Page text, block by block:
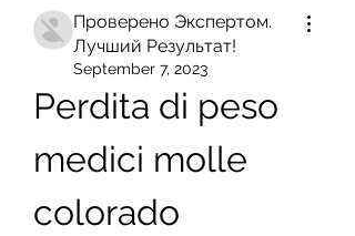
Проверено Экспертом.
Лучший Результат!
September 7, 2023
Perdita di peso
medici molle
colorado